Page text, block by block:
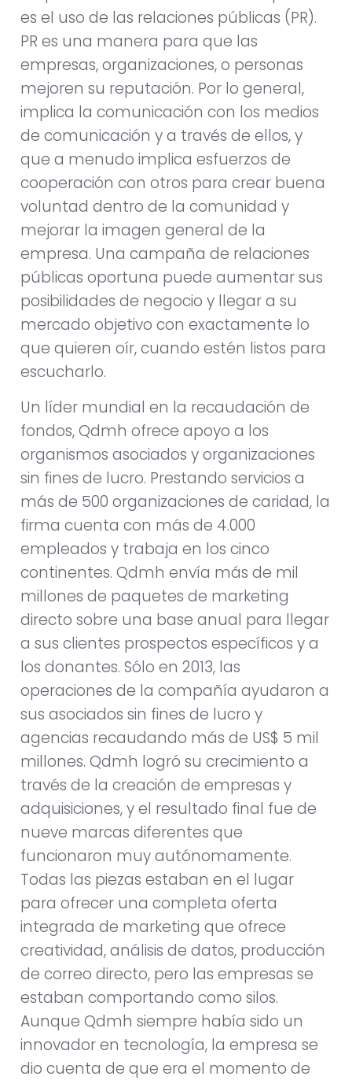
es el uso de las relaciones públicas (PR).
PR es una manera para que las
empresas, organizaciones, o personas
mejoren su reputación. Por lo general,
implica la comunicación con los medios
de comunicación y a través de ellos, y
que a menudo implica esfuerzos de
cooperación con otros para crear buena
voluntad dentro de la comunidad y
mejorar la imagen general de la
empresa. Una campaña de relaciones
públicas oportuna puede aumentar sus
posibilidades de negocio y llegar a su
mercado objetivo con exactamente lo
que quieren oír, cuando estén listos para
escucharlo.
Un líder mundial en la recaudación de
fondos, Qdmh ofrece apoyo a los
organismos asociados y organizaciones
sin fines de lucro. Prestando servicios a
más de 500 organizaciones de caridad, la
firma cuenta con más de 4.000
empleados y trabaja en los cinco
continentes. Qdmh envía más de mil
millones de paquetes de marketing
directo sobre una base anual para llegar
a sus clientes prospectos específicos y a
los donantes. Sólo en 2013, las
operaciones de la compañía ayudaron a
sus asociados sin fines de lucro y
agencias recaudando más de US$ 5 mil
millones. Qdmh logró su crecimiento a
través de la creación de empresas y
adquisiciones, y el resultado final fue de
nueve marcas diferentes que
funcionaron muy autónomamente.
Todas las piezas estaban en el lugar
para ofrecer una completa oferta
integrada de marketing que ofrece
creatividad, análisis de datos, producción
de correo directo, pero las empresas se
estaban comportando como silos.
Aunque Qdmh siempre había sido un
innovador en tecnología, la empresa se
dio cuenta de que era el momento de